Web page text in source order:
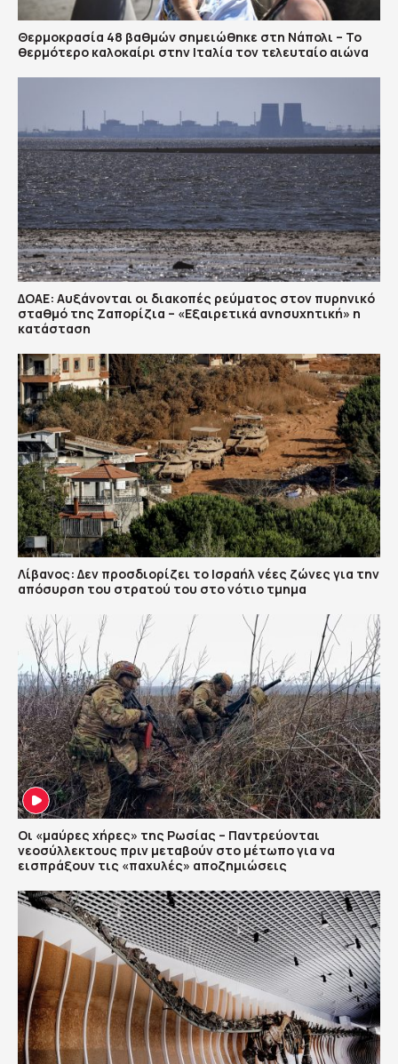
Θερμοκρασία 48 βαθμών σημειώθηκε στη Νάπολι – Το
θερμότερο καλοκαίρι στην Ιταλία τον τελευταίο αιώνα
ΔΟΑΕ: Αυξάνονται οι διακοπές ρεύματος στον πυρηνικό
σταθμό της Ζαπορίζια – «Εξαιρετικά ανησυχητική» η
κατάσταση
Λίβανος: Δεν προσδιορίζει το Ισραήλ νέες ζώνες για την
απόσυρση του στρατού του στο νότιο τμημα
Οι «μαύρες χήρες» της Ρωσίας – Παντρεύονται
νεοσύλλεκτους πριν μεταβούν στο μέτωπο για να
εισπράξουν τις «παχυλές» αποζημιώσεις